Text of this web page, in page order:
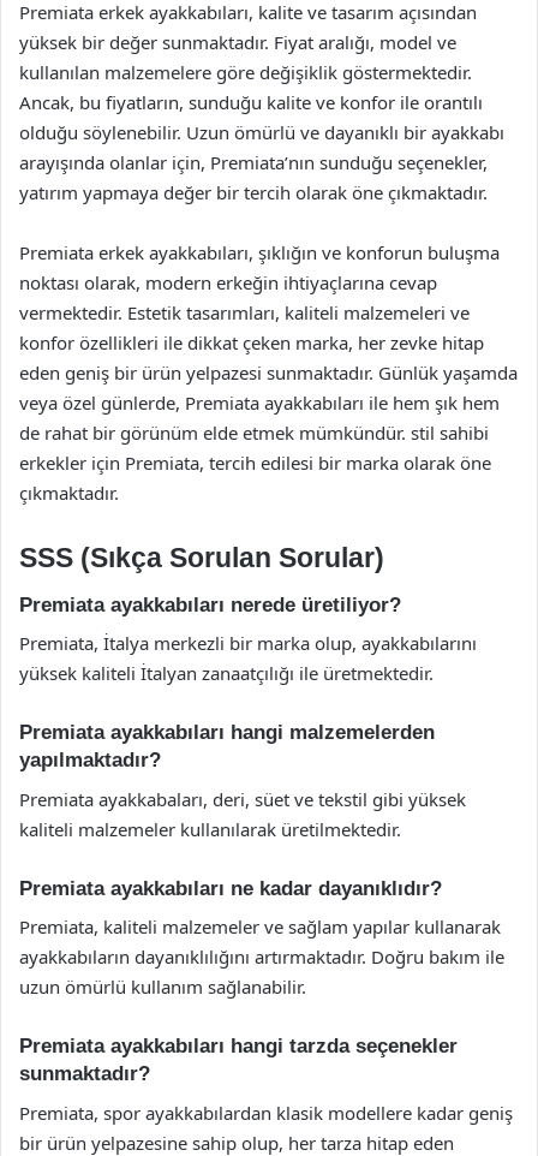
Premiata erkek ayakkabıları, kalite ve tasarım açısından
yüksek bir değer sunmaktadır. Fiyat aralığı, model ve
kullanılan malzemelere göre değişiklik göstermektedir.
Ancak, bu fiyatların, sunduğu kalite ve konfor ile orantılı
olduğu söylenebilir. Uzun ömürlü ve dayanıklı bir ayakkabı
arayışında olanlar için, Premiata’nın sunduğu seçenekler,
yatırım yapmaya değer bir tercih olarak öne çıkmaktadır.
Premiata erkek ayakkabıları, şıklığın ve konforun buluşma
noktası olarak, modern erkeğin ihtiyaçlarına cevap
vermektedir. Estetik tasarımları, kaliteli malzemeleri ve
konfor özellikleri ile dikkat çeken marka, her zevke hitap
eden geniş bir ürün yelpazesi sunmaktadır. Günlük yaşamda
veya özel günlerde, Premiata ayakkabıları ile hem şık hem
de rahat bir görünüm elde etmek mümkündür. stil sahibi
erkekler için Premiata, tercih edilesi bir marka olarak öne
çıkmaktadır.
SSS (Sıkça Sorulan Sorular)
Premiata ayakkabıları nerede üretiliyor?
Premiata, İtalya merkezli bir marka olup, ayakkabılarını
yüksek kaliteli İtalyan zanaatçılığı ile üretmektedir.
Premiata ayakkabıları hangi malzemelerden
yapılmaktadır?
Premiata ayakkabaları, deri, süet ve tekstil gibi yüksek
kaliteli malzemeler kullanılarak üretilmektedir.
Premiata ayakkabıları ne kadar dayanıklıdır?
Premiata, kaliteli malzemeler ve sağlam yapılar kullanarak
ayakkabıların dayanıklılığını artırmaktadır. Doğru bakım ile
uzun ömürlü kullanım sağlanabilir.
Premiata ayakkabıları hangi tarzda seçenekler
sunmaktadır?
Premiata, spor ayakkabılardan klasik modellere kadar geniş
bir ürün yelpazesine sahip olup, her tarza hitap eden